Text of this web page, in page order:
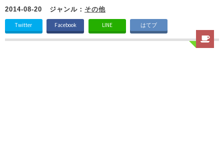
2014-08-20 ジャンル： その他
Twitter Facebook LINE はてブ